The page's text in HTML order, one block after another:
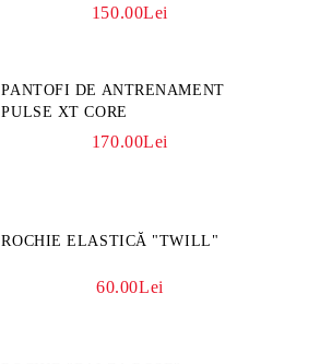
150.00Lei
PANTOFI DE ANTRENAMENT
PULSE XT CORE
170.00Lei
ROCHIE ELASTICĂ "TWILL"
60.00Lei